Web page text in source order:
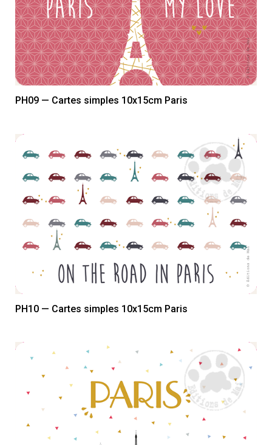
PH09 — Cartes simples 10x15cm Paris
PH10 — Cartes simples 10x15cm Paris